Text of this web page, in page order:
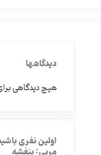
دیدگاهها
هیچ دیدگاهی
اولین نفری